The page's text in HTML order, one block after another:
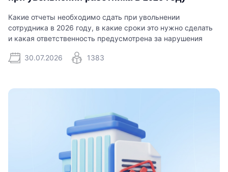
Какие отчеты необходимо сдать при увольнении
сотрудника в 2026 году, в какие сроки это нужно сделать
и какая ответственность предусмотрена за нарушения
30.07.2026 1383